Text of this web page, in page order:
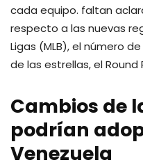
cada equipo. faltan
respecto a las nuevas
Ligas (MLB), el número
de las estrellas, el Round
Cambios de
podrían
Venezuela